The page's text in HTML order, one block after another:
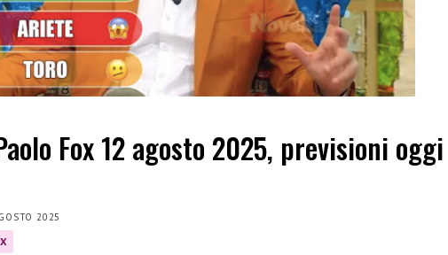
Fox 12 agosto 2025, previsioni oggi
2025